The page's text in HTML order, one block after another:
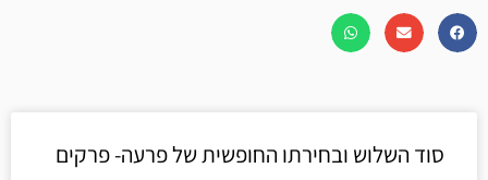
סוד השלוש ובחירתו החופשית של פרעה- פרקים